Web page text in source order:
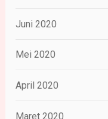
Juni 2020
Mei 2020
April 2020
Maret 2020